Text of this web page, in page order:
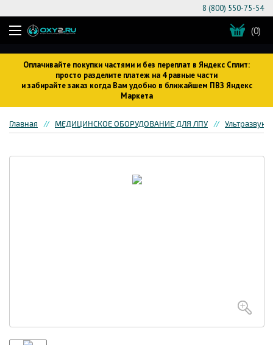
Оплачивайте покупки частями и без переплат в Яндекс Сплит:
просто разделите платеж на 4 равные части
и забирайте заказ когда Вам удобно в ближайшем ПВЗ Яндекс
Маркета
8 (800) 550-75-54
(0)
Главная МЕДИЦИНСКОЕ ОБОРУДОВАНИЕ ДЛЯ ЛПУ